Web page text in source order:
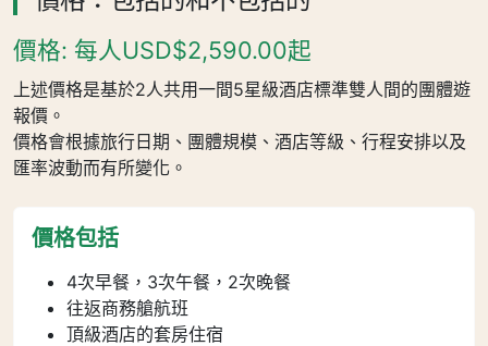
價格: 每人USD$2,590.00起
上述價格是基於2人共用一間5星級酒店標準雙人間的團體遊
報價。
價格會根據旅行日期、團體規模、酒店等級、行程安排以及
匯率波動而有所變化。
價格包括
4次早餐，3次午餐，2次晚餐
往返商務艙航班
頂級酒店的套房住宿